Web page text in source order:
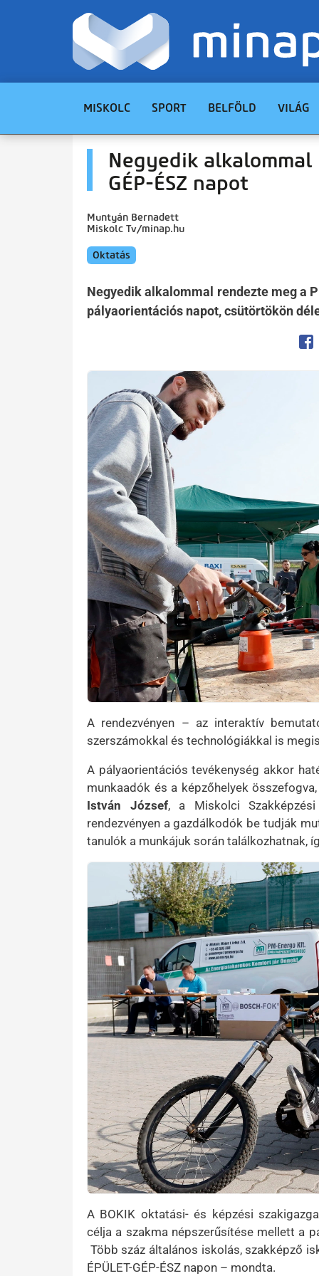
MISKOLC SPORT BELFÖLD VILÁG
Negyedik alkalommal
GÉP-ÉSZ napot
Muntyán Bernadett
Miskolc Tv/minap.hu
Oktatás
Negyedik alkalommal rendezte meg a
pályaorientációs napot, csütörtökön
A rendezvényen – az interaktív
szerszámokkal és technológiákkal is
A pályaorientációs tevékenység akkor
munkaadók és a képzőhelyek
István József, a Miskolci
rendezvényen a gazdálkodók be tudják
tanulók a munkájuk során találkozhatnak,
Kép
A BOKIK oktatási- és képzési
célja a szakma népszerűsítése mellett a
Több száz általános iskolás, szakképző
ÉPÜLET-GÉP-ÉSZ napon – mondta.